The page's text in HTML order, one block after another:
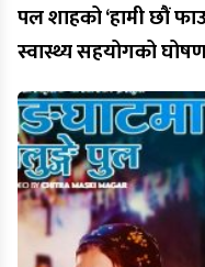
पल शाहको ‘हामी छौं
स्वास्थ्य सहयोगको